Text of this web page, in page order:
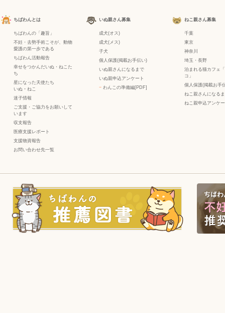
ちばわんとは
ちばわんの「趣旨」
不妊・去勢手術こそが、動物
愛護の第一歩である
ちばわん活動報告
幸せをつかんだいぬ・ねこた
ち
星になった天使たち
いぬ ・ ねこ
迷子情報
ご支援・ご協力をお願いして
います
収支報告
医療支援レポート
支援物資報告
お問い合わせ先一覧
いぬ親さん募集
成犬(オス)
成犬(メス)
子犬
個人保護(掲載お手伝い)
いぬ親さんになるまで
いぬ親申込アンケート
− わんこの準備編[PDF]
ねこ親さん募集
千葉
東京
神奈川
埼玉・長野
泊まれる猫カフェ
コ」
個人保護(掲載お手
ねこ親さんになる
ねこ親申込アンケ